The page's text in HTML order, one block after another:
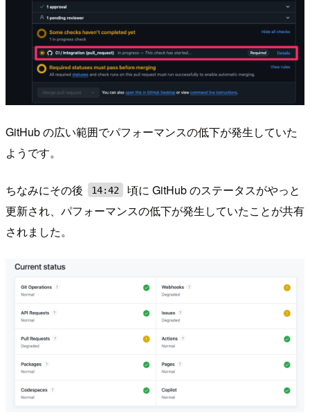
GitHub の広い範囲でパフォーマンスの低下が発生していた
ようです。
ちなみにその後 14:42
頃に GitHub のステータスがやっと
更新され、パフォーマンスの低下が発生していたことが共有
されました。